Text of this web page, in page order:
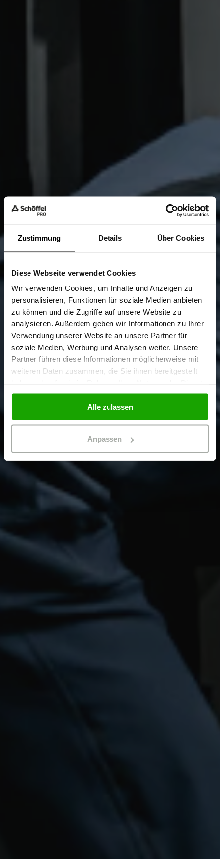
Zustimmung Details Über Cookies
Diese Webseite verwendet Cookies
Wir verwenden Cookies, um Inhalte und Anzeigen zu
personalisieren, Funktionen für soziale Medien anbieten
zu können und die Zugriffe auf unsere Website zu
analysieren. Außerdem geben wir Informationen zu Ihrer
Verwendung unserer Website an unsere Partner für
soziale Medien, Werbung und Analysen weiter. Unsere
Partner führen diese Informationen möglicherweise mit
weiteren Daten zusammen, die Sie ihnen bereitgestellt
gesammelt haben.
Alle zulassen
Anpassen
Sind Sie
Gewerbetreibender?
Ich bestätige, dass ich Gewerbetreibender bin. Alle
Preise werden netto ausgewiesen.